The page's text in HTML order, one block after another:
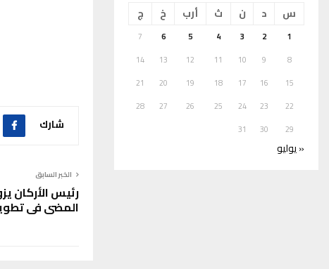
شارك
الخبر السابق
رئيس الأركان
المضي في
س
د ن ث أرب خ ج
1
2
3
4
5
6
7
8
9
10
11
12
13
14
15
16
17
18
19
20
21
22
23
24
25
26
27
28
29
30
31
« يوليو